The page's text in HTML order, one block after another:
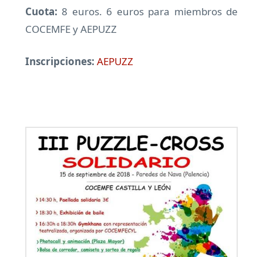
Cuota: 8 euros. 6 euros para miembros de
COCEMFE y AEPUZZ
Inscripciones: AEPUZZ